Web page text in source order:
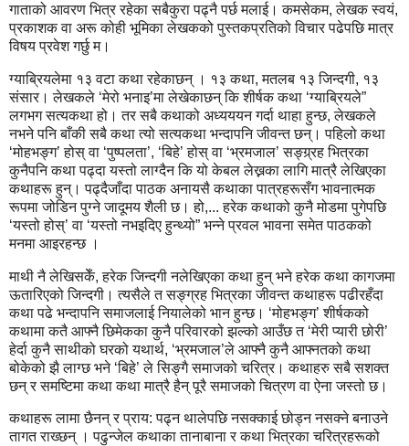
गाताको आवरण भित्र रहेका सबैकुरा पढ्नै पर्छ मलाई। कमसेकम, लेखक स्वयं,
प्रकाशक वा अरू कोही भूमिका लेखकको पुस्तकप्रतिको विचार पढेपछि मात्र
विषय प्रवेश गर्छु म।
ग्याब्रियलेमा १३ वटा कथा रहेकाछन् । १३ कथा, मतलब १३ जिन्दगी, १३
संसार। लेखकले ‘मेरो भनाइ’मा लेखेकाछन् कि शीर्षक कथा ‘ग्याब्रियले”
लगभग सत्यकथा हो। तर सबै कथाको अध्यययन गर्दा थाहा हुन्छ, लेखकले
नभने पनि बाँकी सबै कथा त्यो सत्यकथा भन्दापनि जीवन्त छन्। पहिलो कथा
‘मोहभङ्ग’ होस् वा ‘पुष्पलता’, ‘बिहे’ होस् वा ‘भ्रमजाल’ सङ्ग्र्रह भित्रका
कुनैपनि कथा पढ्दा यस्तो लाग्दैन कि यो केबल लेख्नका लागि मात्रै लेखिएका
कथाहरू हुन्। पढ्दैजाँदा पाठक अनायसै कथाका पात्रहरूसँग भावनात्मक
रूपमा जोडिन पुग्ने जादूमय शैली छ। हो,... हरेक कथाको कुनै मोडमा पुगेपछि
‘यस्तो होस्’ वा ‘यस्तो नभइदिए हुन्थ्यो” भन्ने प्रवल भावना समेत पाठकको
मनमा आइरहन्छ ।
माथी नै लेखिसकेँ, हरेक जिन्दगी नलेखिएका कथा हुन् भने हरेक कथा कागजमा
ऊतारिएको जिन्दगी। त्यसैले त सङ्ग्रह भित्रका जीवन्त कथाहरू पढीरहँदा
कथा पढे भन्दापनि समाजलाई नियालेको भान हुन्छ। ‘मोहभङ्ग’ शीर्षकको
कथामा कतै आफ्नै छिमेकका कुनै परिवारको झल्को आउँछ त ‘मेरी प्यारी छोरी’
हेर्दा कुनै साथीको घरको यथार्थ, ‘भ्रमजाल’ले आफ्नै कुनै आफ्नतको कथा
बोकेको झै लाग्छ भने ‘बिहे’ ले सिङ्गै समाजको चरित्र। कथाहरु सबै सशक्त
छन् र समष्टिमा कथा कथा मात्रै हैन् पूरै समाजको चित्रण वा ऐना जस्तो छ।
कथाहरू लामा छैनन् र प्राय: पढ्न थालेपछि नसक्काई छोड्न नसक्ने बनाउने
तागत राख्छन् । पढुन्जेल कथाका तानाबाना र कथा भित्रका चरित्रहरूको